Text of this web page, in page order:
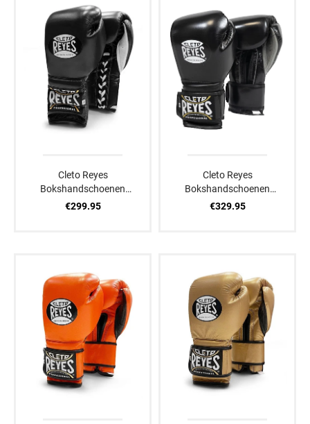
Cleto Reyes
Bokshandschoenen
Zwart Veters
€299.95
Cleto Reyes
Bokshandschoenen
Zwart
€329.95